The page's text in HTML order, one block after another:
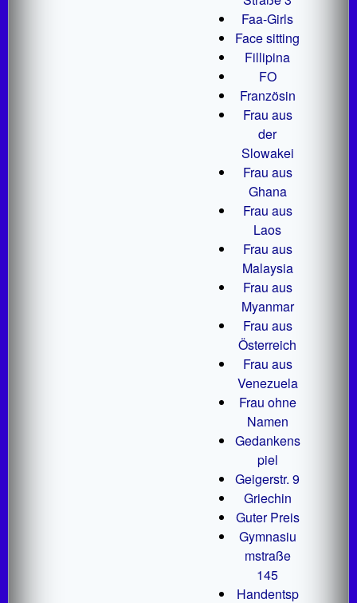
Faa-Girls
Face sitting
Fillipina
FO
Französin
Frau aus
der
Slowakei
Frau aus
Ghana
Frau aus
Laos
Frau aus
Malaysia
Frau aus
Myanmar
Frau aus
Österreich
Frau aus
Venezuela
Frau ohne
Namen
Gedankens
piel
Geigerstr. 9
Griechin
Guter Preis
Gymnasiu
mstraße
145
Handentsp